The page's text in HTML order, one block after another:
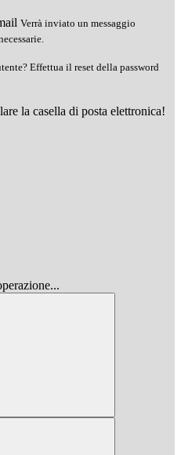
Verrà inviato un messaggio
Effettua il reset della password
la casella di posta elettronica!